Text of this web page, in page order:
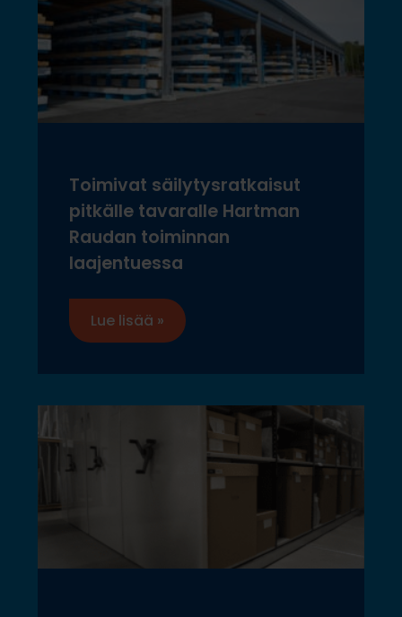
Toimivat säilytysratkaisut
pitkälle tavaralle Hartman
Raudan toiminnan
laajentuessa
Lue lisää »